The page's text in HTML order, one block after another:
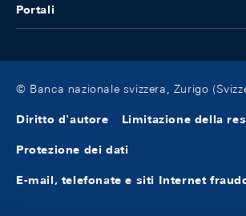
Portali
© Banca nazionale svizzera, Zurigo
Diritto d'autore Limitazione della
Protezione dei dati
E-mail, telefonate e siti Internet